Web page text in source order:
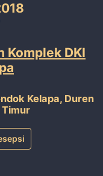
Komplek DKI
Kelapa, Duren